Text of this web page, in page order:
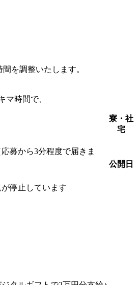
を調整いたします。
マ時間で、
募から3分程度で届きま
寮・社
宅
公開日
停止しています